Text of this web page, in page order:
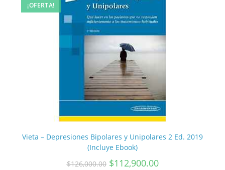
¡OFERTA!
Vieta – Depresiones Bipolares y Unipolares 2 Ed. 2019
(Incluye Ebook)
$126,000.00 $112,900.00